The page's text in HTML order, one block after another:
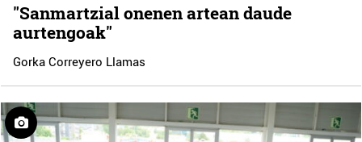
"Sanmartzial onenen artean daude
aurtengoak"
Gorka Correyero Llamas